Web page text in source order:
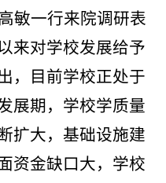
敏一行来院调研表
来对学校发展给予
，目前学校正处于
展期 ，学校学质量
扩大，基础设施建
资金缺口大，学校